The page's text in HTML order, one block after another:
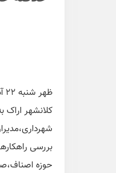
کلانشهر
بررسی
حوزه